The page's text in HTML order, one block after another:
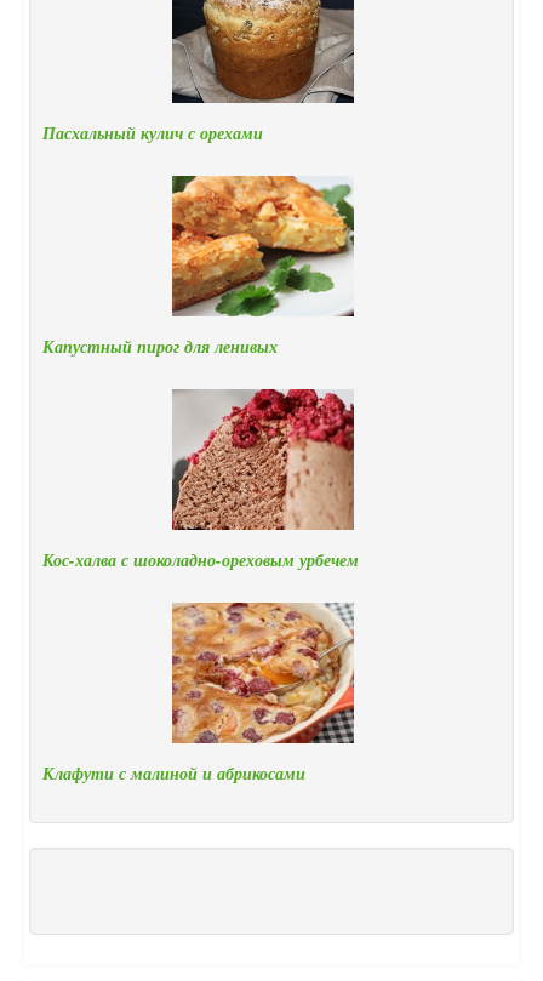
Пасхальный кулич с орехами
Капустный пирог для ленивых
Кос-халва с шоколадно-ореховым урбечем
Клафути с малиной и абрикосами